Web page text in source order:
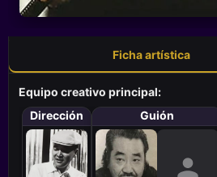
Ficha artística
Equipo creativo principal:
Dirección
Guión